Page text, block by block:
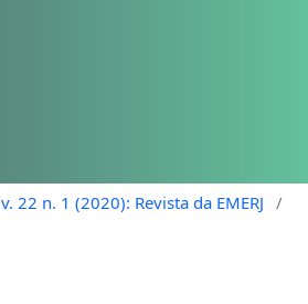
v. 22 n. 1 (2020): Revista da EMERJ
/